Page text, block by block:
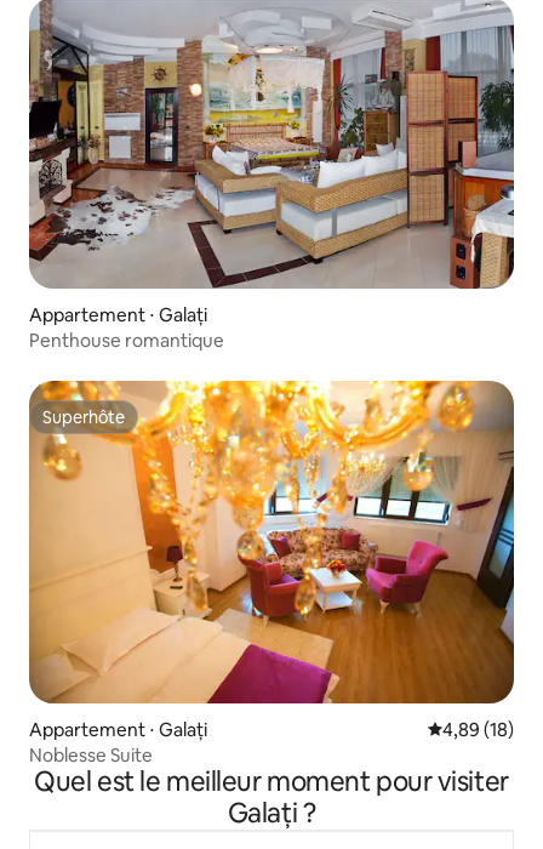
Appartement ⋅ Galați
Penthouse romantique
Superhôte
Superhôte
Appartement ⋅ Galați Évaluation
4,89 (18)
Noblesse Suite
Quel est le meilleur moment pour visiter
Galați ?